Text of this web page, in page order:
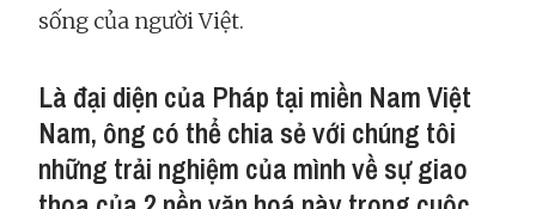
sống của người Việt.
Là đại diện của Pháp tại miền Nam Việt
Nam, ông có thể chia sẻ với chúng tôi
những trải nghiệm của mình về sự giao